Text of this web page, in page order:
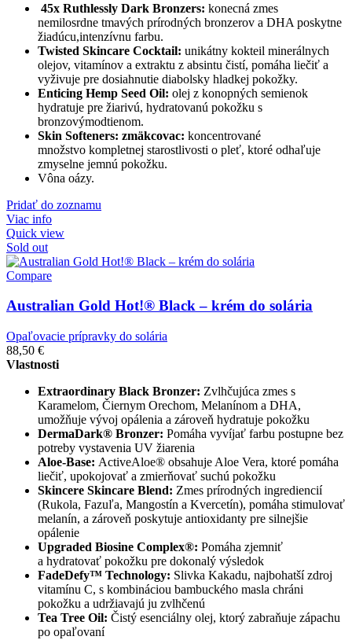
45x Ruthlessly Dark Bronzers: konecná zmes
nemilosrdne tmavých prírodných bronzerov a DHA poskytne
žiadúcu,intenzívnu farbu.
Twisted Skincare Cocktail: unikátny kokteil minerálnych
olejov, vitamínov a extraktu z absintu čistí, pomáha liečiť a
vyživuje pre dosiahnutie diabolsky hladkej pokožky.
Enticing Hemp Seed Oil: olej z konopných semienok
hydratuje pre žiarivú, hydratovanú pokožku s
bronzovýmodtienom.
Skin Softeners: zmäkcovac: koncentrované
množstvo kompletnej starostlivosti o pleť, ktoré odhaľuje
zmyselne jemnú pokožku.
Vôna oázy.
Pridať do zoznamu
Viac info
Quick view
Sold out
Compare
Australian Gold Hot!® Black – krém do solária
Opaľovacie prípravky do solária
88,50 €
Vlastnosti
Extraordinary Black Bronzer: Zvlhčujúca zmes s
Karamelom, Čiernym Orechom, Melanínom a DHA,
umožňuje vývoj opálenia a zároveň hydratuje pokožku
DermaDark® Bronzer: Pomáha vyvíjať farbu postupne bez
potreby vystavenia UV žiarenia
Aloe-Base: ActiveAloe® obsahuje Aloe Vera, ktoré pomáha
liečiť, upokojovať a zmierňovať suchú pokožku
Skincere Skincare Blend: Zmes prírodných ingrediencií
(Rukola, Fazuľa, Mangostín a Kvercetín), pomáha stimulovať
melanín, a zároveň poskytuje antioxidanty pre silnejšie
opálenie
Upgraded Biosine Complex®: Pomáha zjemniť
a hydratovať pokožku pre dokonalý výsledok
FadeDefy™ Technology: Slivka Kakadu, najbohatší zdroj
vitamínu C, s kombináciou bambuckého masla chráni
pokožku a udržiavajú ju zvlhčenú
Tea Tree Oil: Čistý esenciálny olej, ktorý zabraňuje zápachu
po opaľovaní